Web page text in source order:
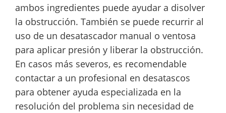
ambos ingredientes puede ayudar a disolver
la obstrucción. También se puede recurrir al
uso de un desatascador manual o ventosa
para aplicar presión y liberar la obstrucción.
En casos más severos, es recomendable
contactar a un profesional en desatascos
para obtener ayuda especializada en la
resolución del problema sin necesidad de